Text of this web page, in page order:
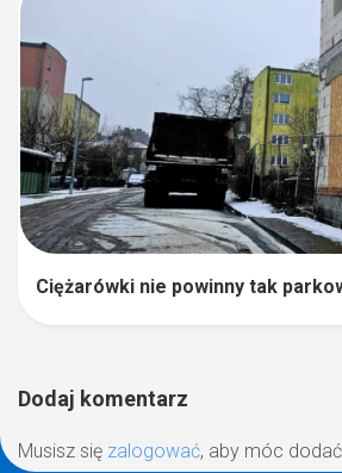
Ciężarówki nie powinny tak
Dodaj komentarz
Musisz się zalogować, aby móc